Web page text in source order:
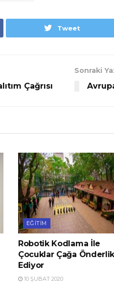
Tweet
Çağrısı
Sonraki
EĞITIM
Robotik Kodlama İle
Çocuklar Çağa Önderlik
Ediyor
10 ŞUBAT 2020